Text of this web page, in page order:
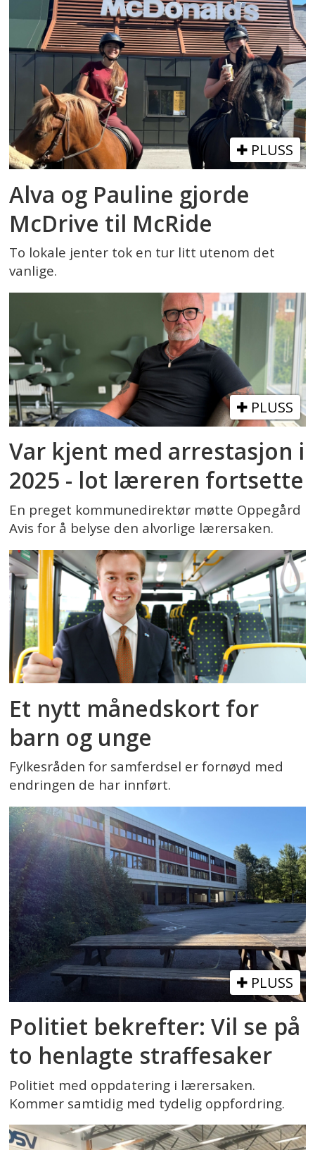
PLUSS
Alva og Pauline gjorde
McDrive til McRide
To lokale jenter tok en tur litt utenom det
vanlige.
PLUSS
Var kjent med arrestasjon i
2025 - lot læreren fortsette
En preget kommunedirektør møtte Oppegård
Avis for å belyse den alvorlige lærersaken.
Et nytt månedskort for
barn og unge
Fylkesråden for samferdsel er fornøyd med
endringen de har innført.
PLUSS
Politiet bekrefter: Vil se på
to henlagte straffesaker
Politiet med oppdatering i lærersaken.
Kommer samtidig med tydelig oppfordring.